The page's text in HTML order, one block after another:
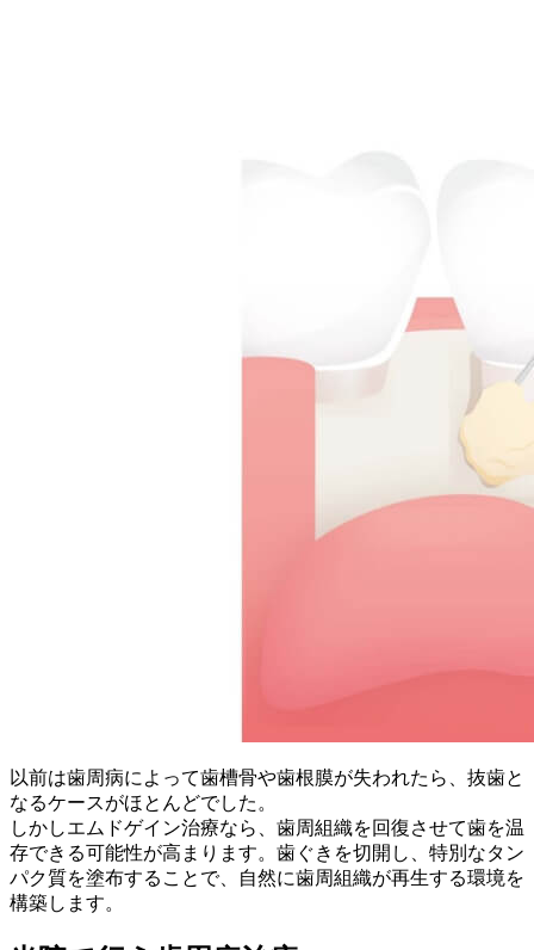
以前は歯周病によって歯槽骨や歯根膜が失われたら、抜歯と
なるケースがほとんどでした。
しかしエムドゲイン治療なら、歯周組織を回復させて歯を温
存できる可能性が高まります。歯ぐきを切開し、特別なタン
パク質を塗布することで、自然に歯周組織が再生する環境を
構築します。